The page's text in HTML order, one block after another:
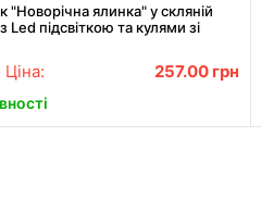
"Новорічна ялинка" у скляній
Led підсвіткою та кулями зі
257.00 грн